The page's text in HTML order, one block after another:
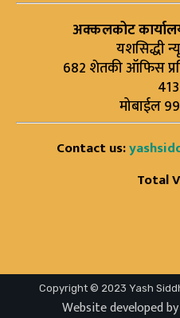
अक्कलकोट
यशसिद्धी
682 शेतकी ऑफिस
मोबाईल
Contact us:
Total
Copyright © 2023 Yash
Website developed